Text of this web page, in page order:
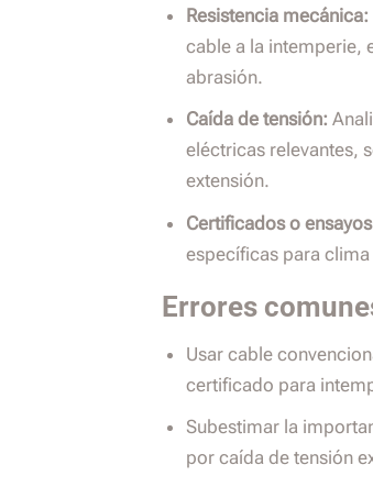
Resistencia mecánica:
cable a la intemperie,
abrasión.
Caída de tensión:
eléctricas relevantes,
extensión.
Certificados o
específicas para
Errores
Usar cable
certificado para
Subestimar la
por caída de tensión